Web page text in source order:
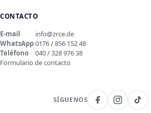
CONTACTO
E-mail
info@zrce.de
WhatsApp0176 / 856 152 48
Teléfono
040 / 328 976 38
Formulario de contacto
SÍGUENOS